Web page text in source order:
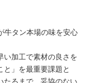
牛タン本場の味を安心
い加工で素材の良さを
と」を最重要課題と
たるまで、妥協のない